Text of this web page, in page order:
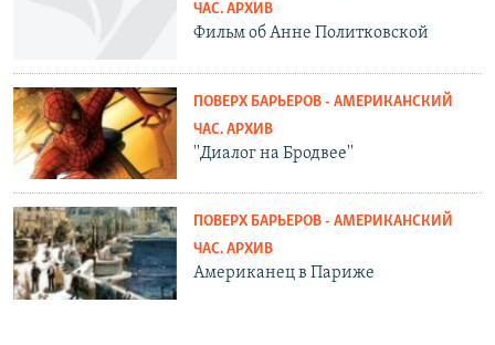
ЧАС. АРХИВ
Фильм об Анне Политковской
ПОВЕРХ БАРЬЕРОВ - АМЕРИКАНСКИЙ
ЧАС. АРХИВ
''Диалог на Бродвее''
ПОВЕРХ БАРЬЕРОВ - АМЕРИКАНСКИЙ
ЧАС. АРХИВ
Американец в Париже